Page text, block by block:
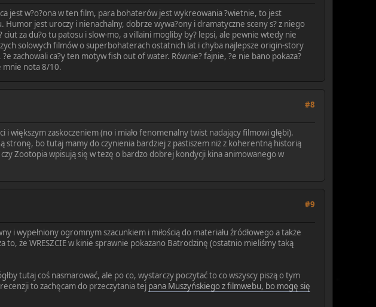
jest w?o?ona w ten film, para bohaterów jest wykreowania ?wietnie, to jest
jest uroczy i nienachalny, dobrze wywa?ony i dramatyczne sceny s? z niego
za du?o tu patosu i slow-mo, a villaini mogliby by? lepsi, ale pewnie wtedy nie
solowych filmów o superbohaterach ostatnich lat i chyba najlepsze origin-story
zachowali ca?y ten motyw fish out of water. Równie? fajnie, ?e nie bano pokaza?
mnie nota 8/10.
#8
większym zaskoczeniem (no i miało fenomenalny twist nadający filmowi głębi).
stronę, bo tutaj mamy do czynienia bardziej z pastiszem niż z koherentną historią
Zootopia wpisują się w tezę o bardzo dobrej kondycji kina animowanego w
#9
i wypełniony ogromnym szacunkiem i miłością do materiału źródłowego a także
że WRESZCIE w kinie sprawnie pokazano Batrodzinę (ostatnio mieliśmy taką
tutaj coś nasmarować, ale po co, wystarczy poczytać to co wszyscy piszą o tym
to zachęcam do przeczytania tej pana Muszyńskiego z filmwebu, bo mogę się